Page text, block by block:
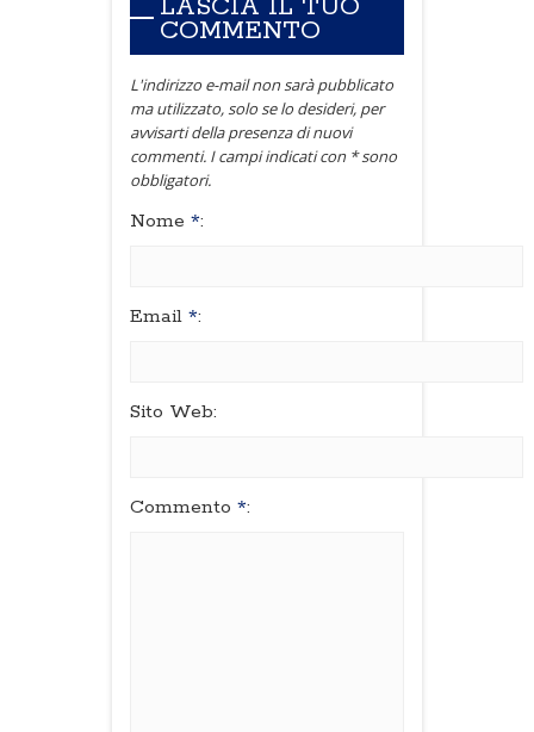
COMMENTO
L'indirizzo e-mail non sarà pubblicato
ma utilizzato, solo se lo desideri, per
avvisarti della presenza di nuovi
commenti. I campi indicati con * sono
obbligatori.
Nome *:
Email *:
Sito Web:
Commento *: